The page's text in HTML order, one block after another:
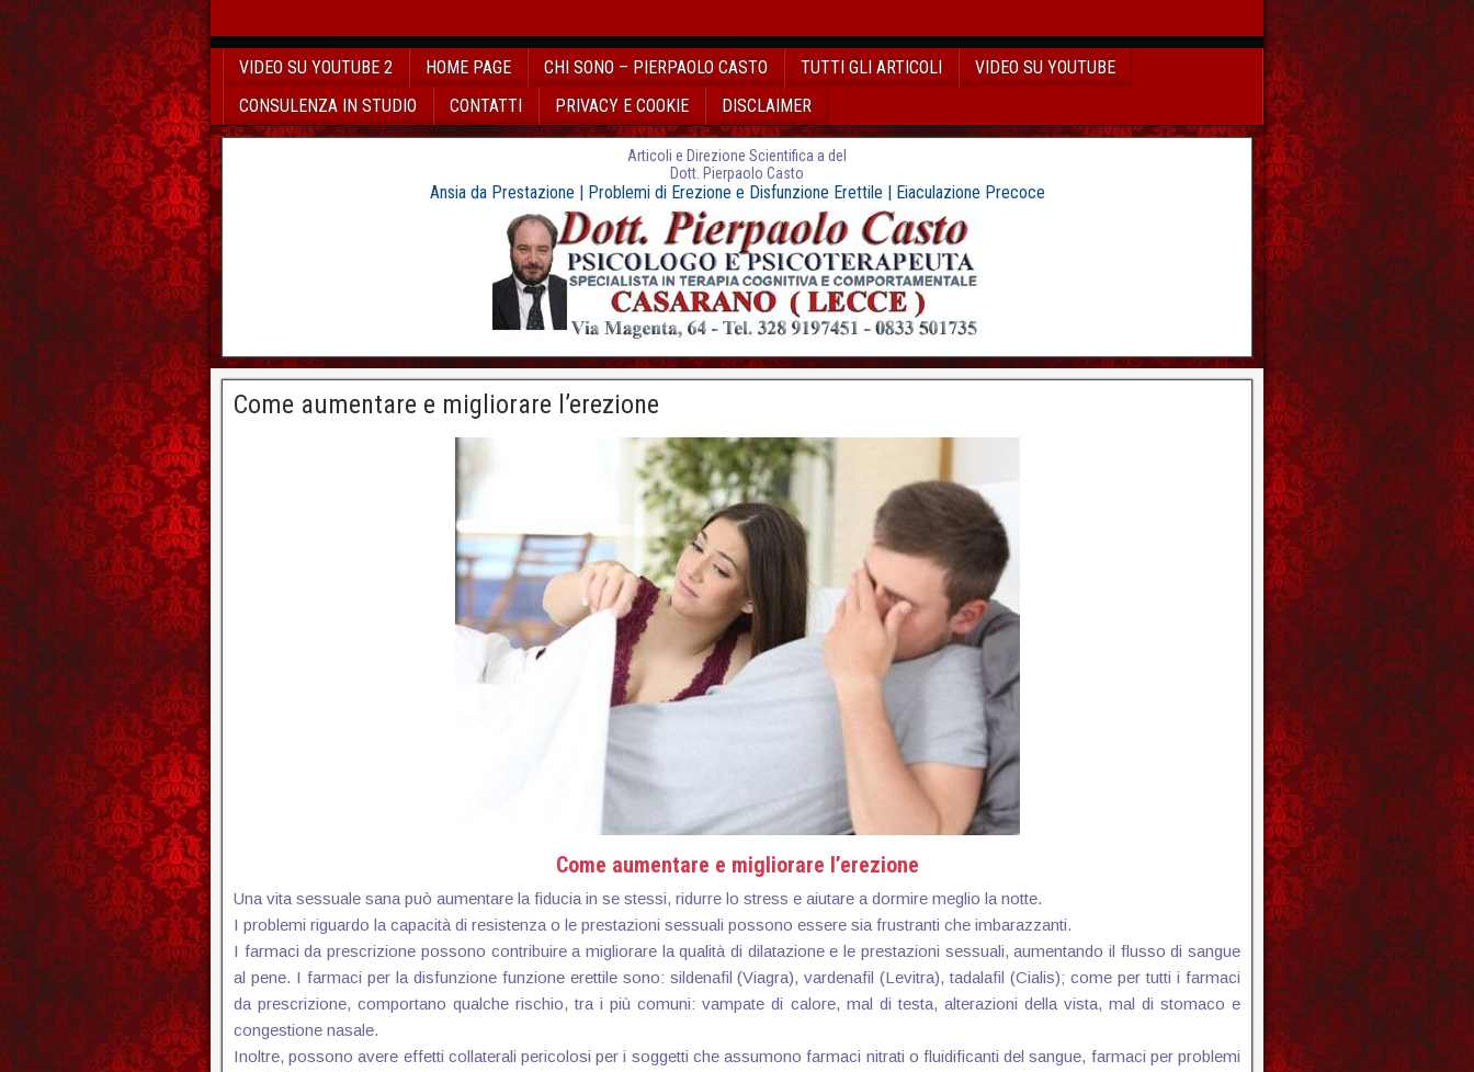
VIDEO SU YOUTUBE 2 HOME PAGE CHI SONO – PIERPAOLO CASTO TUTTI GLI ARTICOLI
VIDEO SU YOUTUBE
CONSULENZA IN STUDIO
CONTATTI PRIVACY E COOKIE DISCLAIMER
Articoli e Direzione Scientifica a del
Dott. Pierpaolo Casto
Ansia da Prestazione | Problemi di Erezione e Disfunzione Erettile | Eiaculazione Precoce
Come aumentare e migliorare l’erezione
Come aumentare e migliorare l’erezione
Una vita sessuale sana può aumentare la fiducia in se stessi, ridurre lo stress e aiutare a dormire meglio la notte.
I problemi riguardo la capacità di resistenza o le prestazioni sessuali possono essere sia frustranti che imbarazzanti.
I farmaci da prescrizione possono contribuire a migliorare la qualità di dilatazione e le prestazioni sessuali, aumentando il flusso di sangue
al pene. I farmaci per la disfunzione funzione erettile sono: sildenafil (Viagra), vardenafil (Levitra), tadalafil (Cialis); come per tutti i farmaci
da prescrizione, comportano qualche rischio, tra i più comuni: vampate di calore, mal di testa, alterazioni della vista, mal di stomaco e
congestione nasale.
Inoltre, possono avere effetti collaterali pericolosi per i soggetti che assumono farmaci nitrati o fluidificanti del sangue, farmaci per problemi